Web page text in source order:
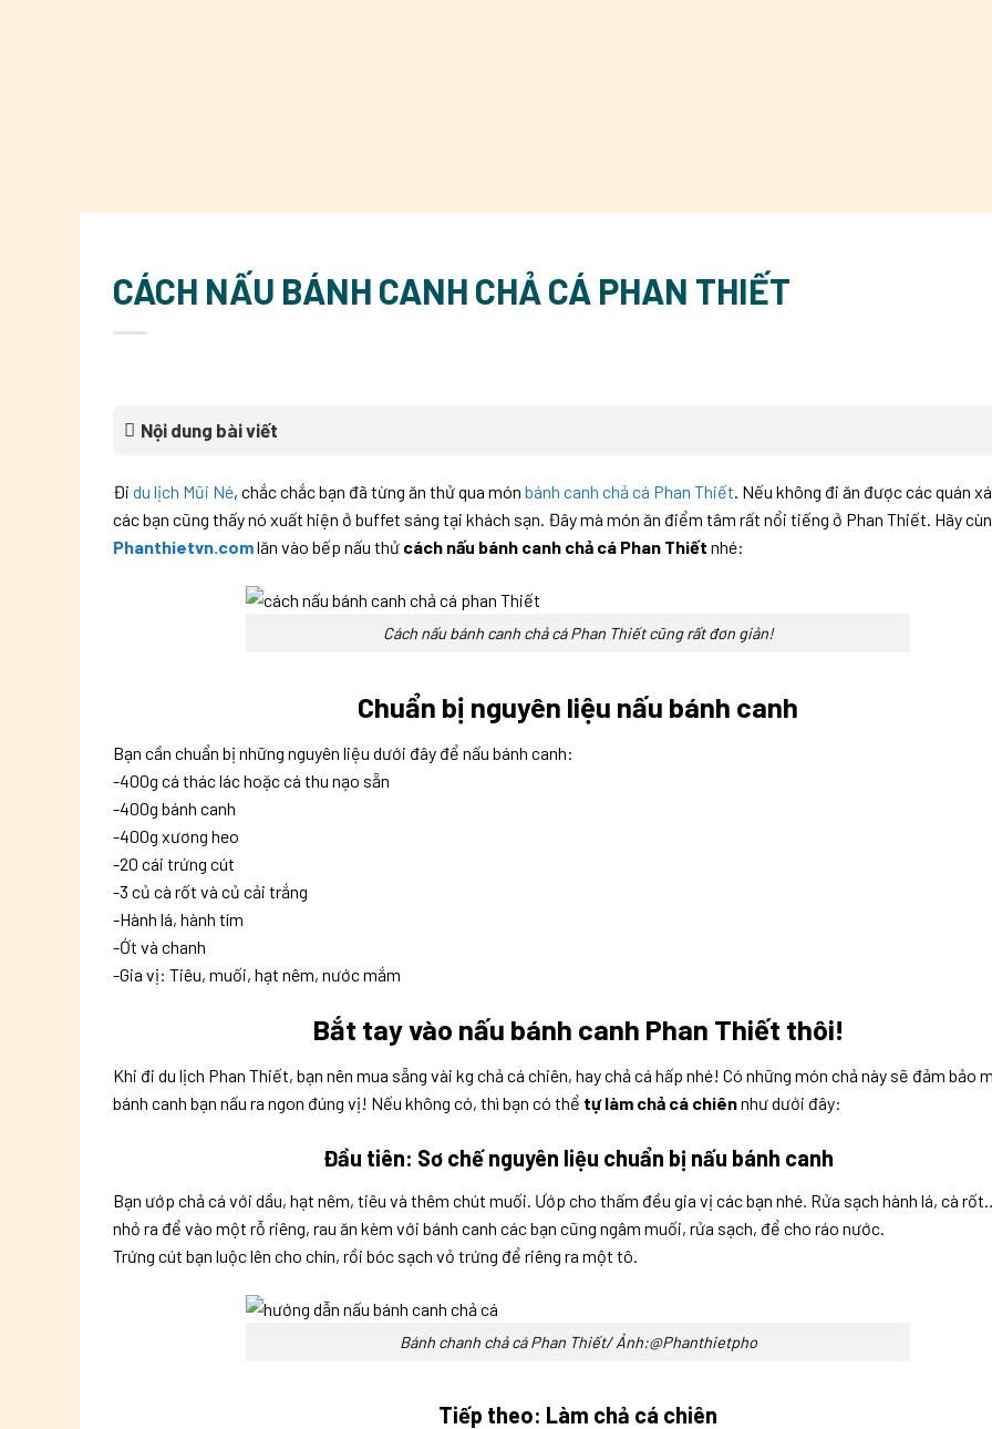
CÁCH NẤU BÁNH CANH CHẢ CÁ PHAN THIẾT
Nội dung bài viết
Đi du lịch Mũi Né, chắc chắc bạn đã từng ăn thử qua món bánh canh chả cá Phan Thiết. Nếu không đi ăn được các quán
các bạn cũng thấy nó xuất hiện ở buffet sáng tại khách sạn. Đây mà món ăn điểm tâm rất nổi tiếng ở Phan Thiết. Hãy
Phanthietvn.comlăn vào bếp nấu thử cách nấu bánh canh chả cá Phan Thiết nhé:
Cách nấu bánh canh chả cá Phan Thiết cũng rất đơn giản!
Chuẩn bị nguyên liệu nấu bánh canh
Bạn cần chuẩn bị những nguyên liệu dưới đây để nấu bánh canh:
-400g cá thác lác hoặc cá thu nạo sẵn
-400g bánh canh
-400g xương heo
-20 cái trứng cút
-3 củ cà rốt và củ cải trắng
-Hành lá, hành tím
-Ớt và chanh
-Gia vị: Tiêu, muối, hạt nêm, nước mắm
Bắt tay vào nấu bánh canh Phan Thiết thôi!
Khi đi du lịch Phan Thiết, bạn nên mua sẵng vài kg chả cá chiên, hay chả cá hấp nhé! Có những món chả này sẽ đảm bảo
bánh canh bạn nấu ra ngon đúng vị! Nếu không có, thì bạn có thể tự làm chả cá chiênnhư dưới đây:
Đầu tiên: Sơ chế nguyên liệu chuẩn bị nấu bánh canh
Bạn ướp chả cá với dầu, hạt nêm, tiêu và thêm chút muối. Ướp cho thấm đều gia vị các bạn nhé. Rửa sạch hành lá, cà
nhỏ ra để vào một rỗ riêng, rau ăn kèm với bánh canh các bạn cũng ngâm muối, rửa sạch, để cho ráo nước.
Trứng cút bạn luộc lên cho chín, rồi bóc sạch vỏ trứng để riêng ra một tô.
Bánh chanh chả cá Phan Thiết/ Ảnh:@Phanthietpho
Tiếp theo: Làm chả cá chiên